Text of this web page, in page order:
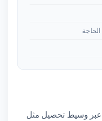
عبر وسيط تحصيل مثل